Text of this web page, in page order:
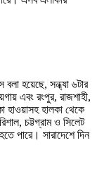
হয়েছে, সন্ধ্যা ৬টার
এবং রংপুর, রাজশাহী,
হাওয়াসহ হালকা থেকে
চট্টগ্রাম ও সিলেট
পারে। সারাদেশে দিন